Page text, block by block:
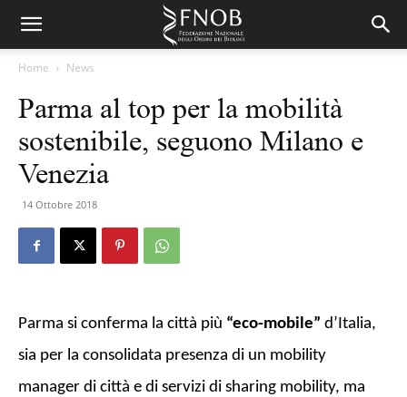
Home News
Parma al top per la mobilità
sostenibile, seguono Milano e
Venezia
14 Ottobre 2018
Parma si conferma la città più “eco-mobile” d’Italia,
sia per la consolidata presenza di un mobility
manager di città e di servizi di sharing mobility, ma